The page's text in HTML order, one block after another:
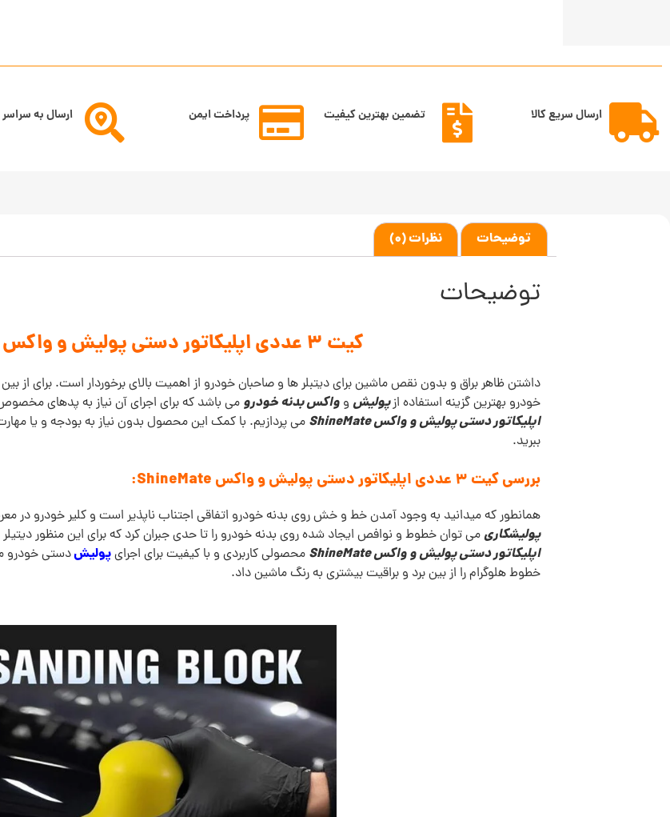
ارسال سریع کالا تضمین بهترین کیفیت پرداخت ایمن ارسال به
توضیحات نظرات (0)
توضیحات
کیت 3 عددی اپلیکاتور دستی پولیش و واکس ShineMate
داشتن ظاهر براق و بدون نقص ماشین برای دیتبلر ها و صاحبان خودرو از اهمیت بالای برخوردار است. برای از
خودرو بهترین گزینه استفاده ازپولیش وواکس بدنه خودرو می باشد که برای اجرای آن نیاز به پدهای
اپلیکاتور دستی پولیش و واکس ShineMate
می پردازیم. با کمک این محصول بدون نیاز به بودجه و یا
ببرید.
بررسی کیت 3 عددی اپلیکاتور دستی پولیش و واکس ShineMate:
همانطور که میدانید به وجود آمدن خط و خش روی بدنه خودرو اتفاقی اجتناب ناپذیر است و کلیر خودرو در
پولیشکاریمی توان خطوط و نوافص ایجاد شده روی بدنه خودرو را تا حدی جبران کرد که برای این منظور
اپلیکاتور دستی پولیش و واکس ShineMate
محصولی کاربردی و با کیفیت برای اجرایپولیشدستی خودرو
خطوط هلوگرام را از بین برد و براقیت بیشتری به رنگ ماشین داد.